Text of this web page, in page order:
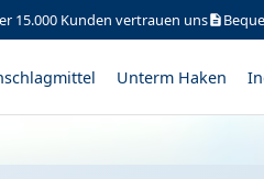
15.000 Kunden vertrauen uns
Unterm Haken